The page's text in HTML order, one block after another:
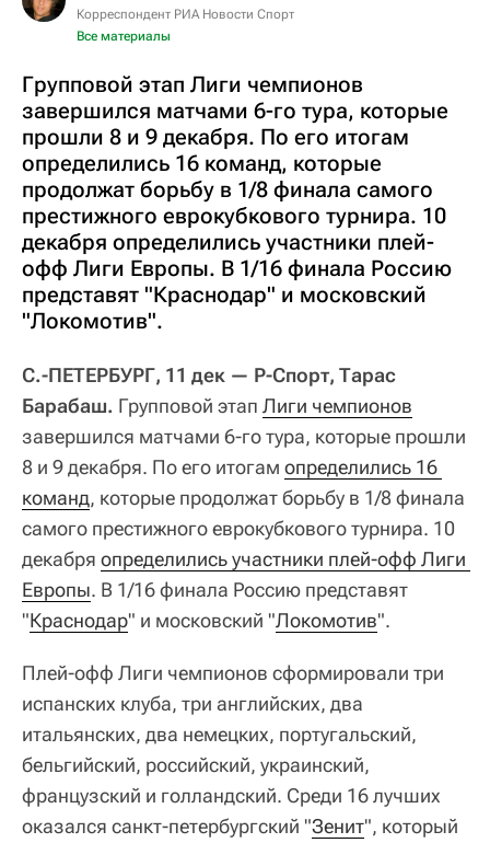
Корреспондент РИА Новости Спорт
Все материалы
Групповой этап Лиги чемпионов
завершился матчами 6-го тура, которые
прошли 8 и 9 декабря. По его итогам
определились 16 команд, которые
продолжат борьбу в 1/8 финала самого
престижного еврокубкового турнира. 10
декабря определились участники плей-
офф Лиги Европы. В 1/16 финала Россию
представят "Краснодар" и московский
"Локомотив".
С.-ПЕТЕРБУРГ, 11 дек — Р-Спорт, Тарас
Барабаш. Групповой этап Лиги чемпионов
завершился матчами 6-го тура, которые прошли
8 и 9 декабря. По его итогам определились 16
команд, которые продолжат борьбу в 1/8 финала
самого престижного еврокубкового турнира. 10
декабря определились участники плей-офф Лиги
Европы. В 1/16 финала Россию представят
"Краснодар" и московский "Локомотив".
Плей-офф Лиги чемпионов сформировали три
испанских клуба, три английских, два
итальянских, два немецких, португальский,
бельгийский, российский, украинский,
французский и голландский. Среди 16 лучших
оказался санкт-петербургский "Зенит", который